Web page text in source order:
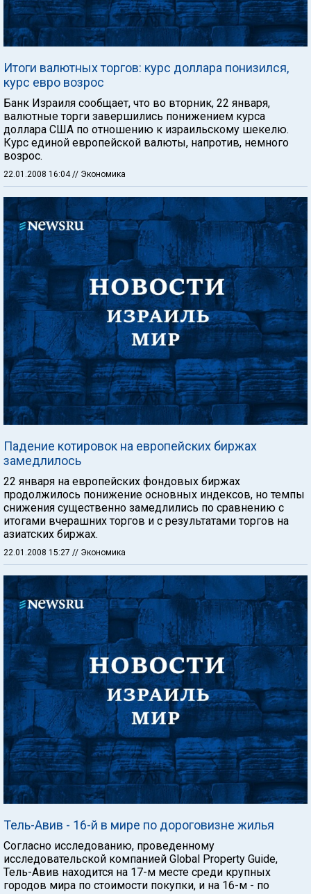
Итоги валютных торгов: курс доллара понизился,
курс евро возрос
Банк Израиля сообщает, что во вторник, 22 января,
валютные торги завершились понижением курса
доллара США по отношению к израильскому шекелю.
Курс единой европейской валюты, напротив, немного
возрос.
22.01.2008 16:04 // Экономика
Падение котировок на европейских биржах
замедлилось
22 января на европейских фондовых биржах
продолжилось понижение основных индексов, но темпы
снижения существенно замедлились по сравнению с
итогами вчерашних торгов и с результатами торгов на
азиатских биржах.
22.01.2008 15:27 // Экономика
Тель-Авив - 16-й в мире по дороговизне жилья
Согласно исследованию, проведенному
исследовательской компанией Global Property Guide,
Тель-Авив находится на 17-м месте среди крупных
городов мира по стоимости покупки, и на 16-м - по